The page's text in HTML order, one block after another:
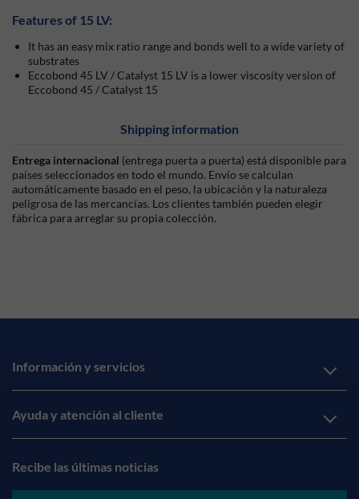
Features of 15 LV:
It has an easy mix ratio range and bonds well to a wide variety of
substrates
Eccobond 45 LV / Catalyst 15 LV is a lower viscosity version of
Eccobond 45 / Catalyst 15
Shipping information
Entrega internacional (entrega puerta a puerta) está disponible para
países seleccionados en todo el mundo. Envío se calculan
automáticamente basado en el peso, la ubicación y la naturaleza
peligrosa de las mercancías. Los clientes también pueden elegir
fábrica para arreglar su propia colección.
Información y servicios
Ayuda y atención al cliente
Recibe las últimas noticias